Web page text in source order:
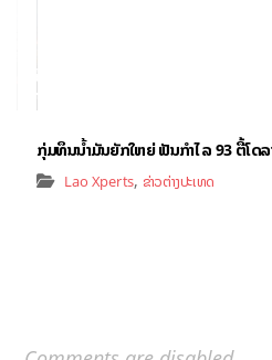
ກຸ່ມທຶນນ້ຳມັນຍັກໃຫຍ່ ຟັນກຳໄລ 93 ຕື້ໂດລ
Lao Xperts, ຂ່າວຕ່າງປະເທດ